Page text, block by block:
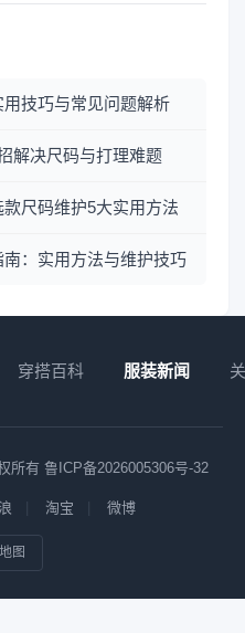
技巧与常见问题解析
解决尺码与打理难题
尺码维护5大实用方法
：实用方法与维护技巧
穿搭百科 服装新闻
所有 鲁ICP备2026005306号-32
淘宝 微博
图